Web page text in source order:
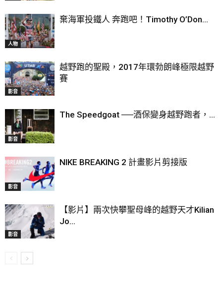
人物
棄海軍投鐵人 奔跑吧！Timothy O’Don...
影音
越野跑的聖殿，2017年環勃朗峰極限越野
賽
影音
The Speedgoat ──酒保變身越野跑者，...
影音
NIKE BREAKING 2 計畫影片剪接版
影音
【影片】兩次快攀聖母峰的越野天才Kilian
Jo...